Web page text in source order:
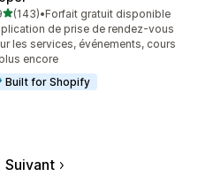
étoile(s) sur 5
(143)
avis au total
•Forfait gratuit disponible
de prise de rendez-vous
les services, événements, cours
encore
Built for Shopify
Suivant